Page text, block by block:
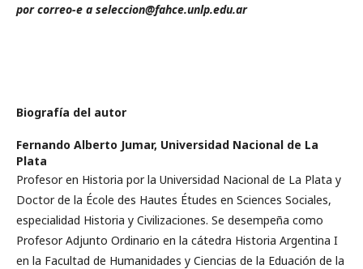
por correo-e a seleccion@fahce.unlp.edu.ar
Biografía del autor
Fernando Alberto Jumar, Universidad Nacional de La
Plata
Profesor en Historia por la Universidad Nacional de La Plata y
Doctor de la École des Hautes Études en Sciences Sociales,
especialidad Historia y Civilizaciones. Se desempeña como
Profesor Adjunto Ordinario en la cátedra Historia Argentina I
en la Facultad de Humanidades y Ciencias de la Eduación de la